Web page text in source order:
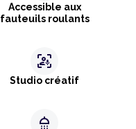
Accessible aux
fauteuils roulants
frame_person_mic
Studio créatif
shower